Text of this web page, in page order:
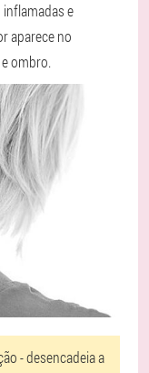
e
aparece no
ombro.
- desencadeia a